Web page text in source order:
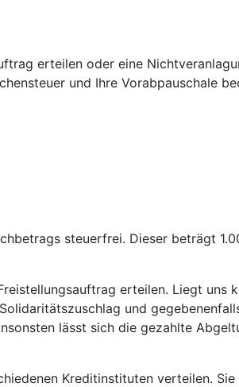
erteilen oder eine
und Ihre Vorabpauschale
steuerfrei. Dieser beträgt
erteilen. Liegt
und
lässt sich die gezahlte
Kreditinstituten verteilen.